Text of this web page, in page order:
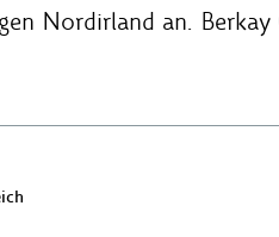
Nordirland an.